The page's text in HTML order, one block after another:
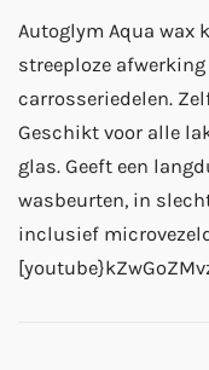
Autoglym Aqua wax
streeploze
carrosseriedelen.
Geschikt voor alle
glas. Geeft een
wasbeurten, in
inclusief